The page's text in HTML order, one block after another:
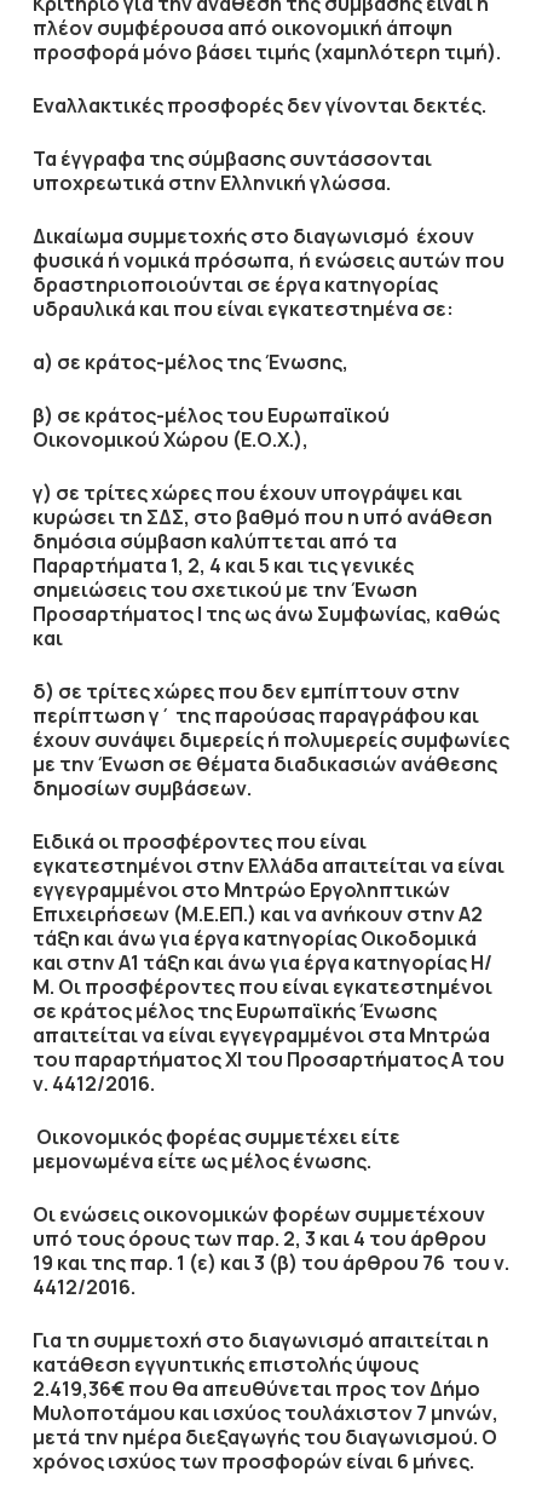
πλέον συμφέρουσα από οικονομική άποψη
προσφορά μόνο βάσει τιμής (χαμηλότερη τιμή).
Εναλλακτικές προσφορές δεν γίνονται δεκτές.
Τα έγγραφα της σύμβασης συντάσσονται
υποχρεωτικά στην Ελληνική γλώσσα.
Δικαίωμα συμμετοχής στο διαγωνισμό έχουν
φυσικά ή νομικά πρόσωπα, ή ενώσεις αυτών που
δραστηριοποιούνται σε έργα κατηγορίας
υδραυλικά και που είναι εγκατεστημένα σε:
α) σε κράτος-μέλος της Ένωσης,
β) σε κράτος-μέλος του Ευρωπαϊκού
Οικονομικού Χώρου (Ε.Ο.Χ.),
γ) σε τρίτες χώρες που έχουν υπογράψει και
κυρώσει τη ΣΔΣ, στο βαθμό που η υπό ανάθεση
δημόσια σύμβαση καλύπτεται από τα
Παραρτήματα 1, 2, 4 και 5 και τις γενικές
σημειώσεις του σχετικού με την Ένωση
Προσαρτήματος I της ως άνω Συμφωνίας, καθώς
και
δ) σε τρίτες χώρες που δεν εμπίπτουν στην
περίπτωση γ΄ της παρούσας παραγράφου και
έχουν συνάψει διμερείς ή πολυμερείς συμφωνίες
με την Ένωση σε θέματα διαδικασιών ανάθεσης
δημοσίων συμβάσεων.
Ειδικά οι προσφέροντες που είναι
εγκατεστημένοι στην Ελλάδα απαιτείται να είναι
εγγεγραμμένοι στο Μητρώο Εργοληπτικών
Επιχειρήσεων (Μ.Ε.ΕΠ.) και να ανήκουν στηνA2
τάξη και άνω για έργα κατηγορίας Οικοδομικά
και στηνA1 τάξη και άνω για έργα κατηγορίας Η/
Μ. Οι προσφέροντες που είναι εγκατεστημένοι
σε κράτος μέλος της Ευρωπαϊκής Ένωσης
απαιτείται να είναι εγγεγραμμένοι στα Μητρώα
του παραρτήματος ΧΙ του Προσαρτήματος Α του
ν. 4412/2016.
Οικονομικός φορέας συμμετέχει είτε
μεμονωμένα είτε ως μέλος ένωσης.
Οι ενώσειςοικονομικών φορέων συμμετέχουν
υπό τους όρους των παρ. 2, 3 και 4 του άρθρου
19 και της παρ. 1 (ε) και 3 (β) του άρθρου 76 του ν.
4412/2016.
Για τη συμμετοχή στο διαγωνισμό απαιτείται η
κατάθεση εγγυητικής επιστολήςύψους
2.419,36€που θα απευθύνεται προς τονΔήμο
Μυλοποτάμου και ισχύος τουλάχιστον7 μηνών,
μετά την ημέρα διεξαγωγής του διαγωνισμού. Ο
χρόνος ισχύος των προσφορών είναι6 μήνες.